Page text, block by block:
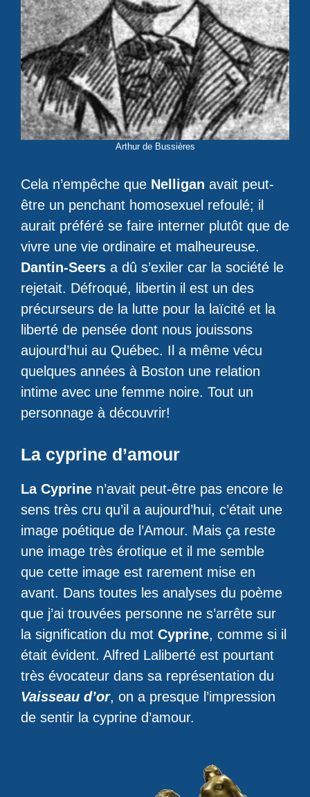
Arthur de Bussières
Cela n’empêche que Nelligan avait peut-
être un penchant homosexuel refoulé; il
aurait préféré se faire interner plutôt que de
vivre une vie ordinaire et malheureuse.
Dantin-Seers a dû s’exiler car la société le
rejetait. Défroqué, libertin il est un des
précurseurs de la lutte pour la laïcité et la
liberté de pensée dont nous jouissons
aujourd’hui au Québec. Il a même vécu
quelques années à Boston une relation
intime avec une femme noire. Tout un
personnage à découvrir!
La cyprine d’amour
La Cyprine n’avait peut-être pas encore le
sens très cru qu’il a aujourd’hui, c’était une
image poétique de l’Amour. Mais ça reste
une image très érotique et il me semble
que cette image est rarement mise en
avant. Dans toutes les analyses du poème
que j’ai trouvées personne ne s’arrête sur
la signification du mot Cyprine, comme si il
était évident. Alfred Laliberté est pourtant
très évocateur dans sa représentation du
Vaisseau d’or, on a presque l’impression
de sentir la cyprine d’amour.